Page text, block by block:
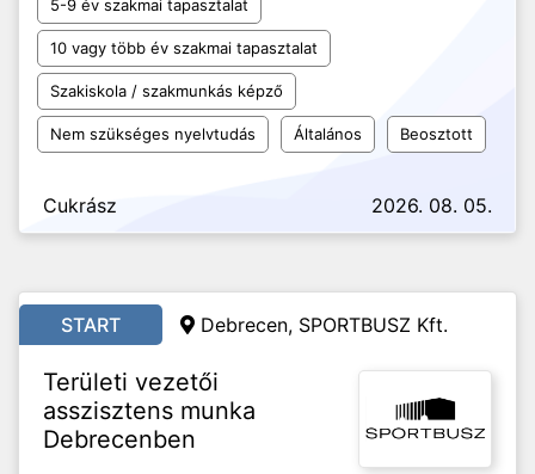
5-9 év szakmai tapasztalat
10 vagy több év szakmai tapasztalat
Szakiskola / szakmunkás képző
Nem szükséges nyelvtudás Általános Beosztott
Cukrász 2026. 08. 05.
START Debrecen, SPORTBUSZ Kft.
Területi vezetői
asszisztens munka
Debrecenben